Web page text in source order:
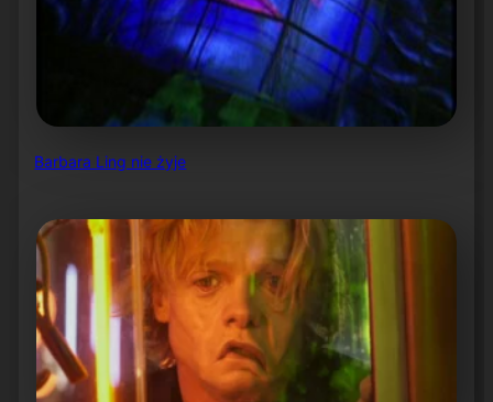
Barbara Ling nie żyje